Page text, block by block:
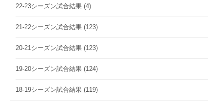
22-23シーズン試合結果 (4)
21-22シーズン試合結果 (123)
20-21シーズン試合結果 (123)
19-20シーズン試合結果 (124)
18-19シーズン試合結果 (119)